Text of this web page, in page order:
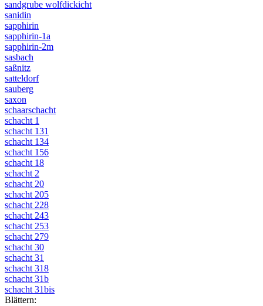
sandgrube wolfdickicht
sanidin
sapphirin
sapphirin-1a
sapphirin-2m
sasbach
saßnitz
satteldorf
sauberg
saxon
schaarschacht
schacht 1
schacht 131
schacht 134
schacht 156
schacht 18
schacht 2
schacht 20
schacht 205
schacht 228
schacht 243
schacht 253
schacht 279
schacht 30
schacht 31
schacht 318
schacht 31b
schacht 31bis
Blättern: